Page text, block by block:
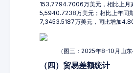
153,7794.7006万美元，相比上月
5,5940.7238万美元；相比上年同
7,3453.5187万美元，同比增加
（图三：2025年8-10月山东
（四）贸易差额统计